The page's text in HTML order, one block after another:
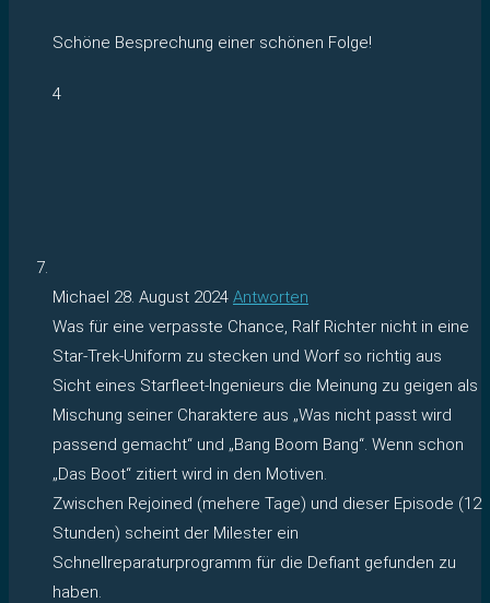
Schöne Besprechung einer schönen Folge!
4
Michael 28. August 2024 Antworten
Was für eine verpasste Chance, Ralf Richter nicht in eine
Star-Trek-Uniform zu stecken und Worf so richtig aus
Sicht eines Starfleet-Ingenieurs die Meinung zu geigen als
Mischung seiner Charaktere aus „Was nicht passt wird
passend gemacht“ und „Bang Boom Bang“. Wenn schon
„Das Boot“ zitiert wird in den Motiven.
Zwischen Rejoined (mehere Tage) und dieser Episode (12
Stunden) scheint der Milester ein
Schnellreparaturprogramm für die Defiant gefunden zu
haben.